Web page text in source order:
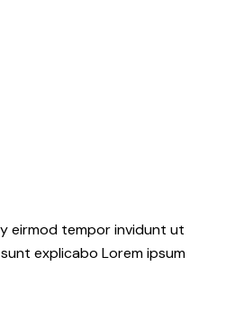
eirmod tempor invidunt ut
explicabo Lorem ipsum